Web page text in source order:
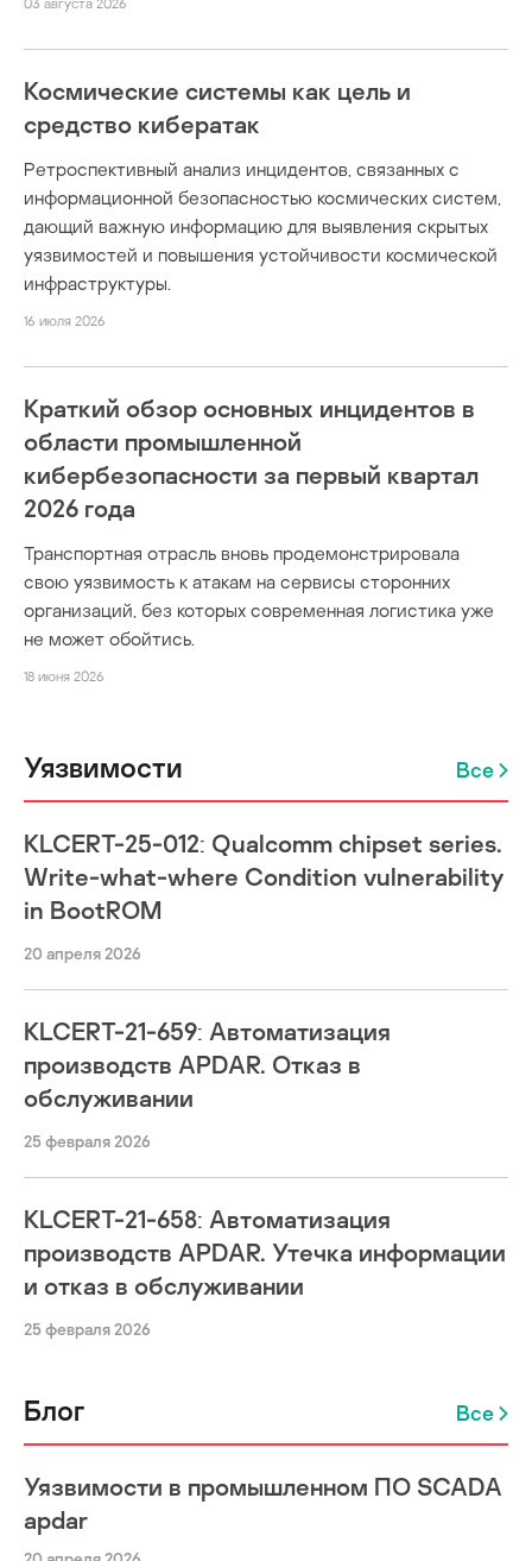
Космические системы как цель и
средство кибератак
Ретроспективный анализ инцидентов, связанных с
информационной безопасностью космических систем,
дающий важную информацию для выявления скрытых
уязвимостей и повышения устойчивости космической
инфраструктуры.
16 июля 2026
Краткий обзор основных инцидентов в
области промышленной
кибербезопасности за первый квартал
2026 года
Транспортная отрасль вновь продемонстрировала
свою уязвимость к атакам на сервисы сторонних
организаций, без которых современная логистика уже
не может обойтись.
18 июня 2026
Уязвимости Все
KLCERT-25-012: Qualcomm chipset series.
Write-what-where Condition vulnerability
in BootROM
20 апреля 2026
KLCERT-21-659: Автоматизация
производств APDAR. Отказ в
обслуживании
25 февраля 2026
KLCERT-21-658: Автоматизация
производств APDAR. Утечка информации
и отказ в обслуживании
25 февраля 2026
Блог Все
Уязвимости в промышленном ПО SCADA
apdar